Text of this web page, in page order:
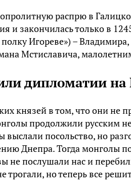
распрю в
и закончилась только в
Игореве») –
Мстиславича,
дипломатии на
князей в том, что они не
продолжили русским
посольство, но
Днепра. Тогда монголы
не послушали нас и
трогали, но теперь все